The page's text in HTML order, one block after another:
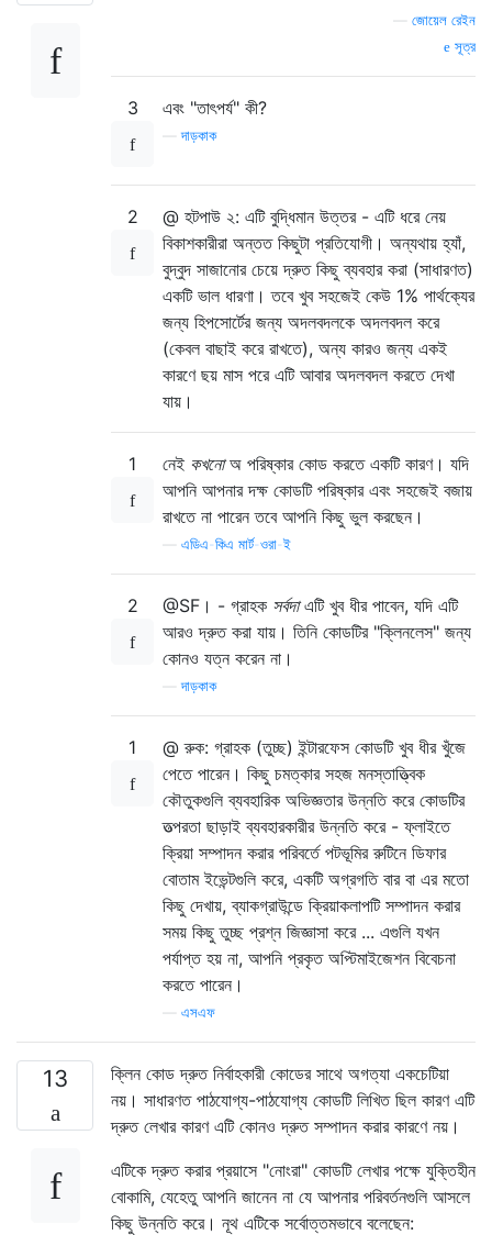
জোয়েল রেইন
সূত্র
3 এবং "তাৎপর্য" কী?
—দাড়কাক
2
@ হটপাউ ২: এটি বুদ্ধিমান উত্তর - এটি ধরে নেয়
বিকাশকারীরা অন্তত কিছুটা প্রতিযোগী। অন্যথায় হ্যাঁ,
বুদ্বুদ সাজানোর চেয়ে দ্রুত কিছু ব্যবহার করা (সাধারণত)
একটি ভাল ধারণা। তবে খুব সহজেই কেউ 1% পার্থক্যের
জন্য হিপসোর্টের জন্য অদলবদলকে অদলবদল করে
(কেবল বাছাই করে রাখতে), অন্য কারও জন্য একই
কারণে ছয় মাস পরে এটি আবার অদলবদল করতে দেখা
যায়।
1 নেই কখনোঅ পরিষ্কার কোড করতে একটি কারণ। যদি
আপনি আপনার দক্ষ কোডটি পরিষ্কার এবং সহজেই বজায়
রাখতে না পারেন তবে আপনি কিছু ভুল করছেন।
এডিএ-কিএ মার্ট-ওরা-ই
2 @SF। - গ্রাহক সর্বদাএটি খুব ধীর পাবেন, যদি এটি
আরও দ্রুত করা যায়। তিনি কোডটির "ক্লিনলেস" জন্য
কোনও যত্ন করেন না।
—দাড়কাক
1
@ রুক: গ্রাহক (তুচ্ছ) ইন্টারফেস কোডটি খুব ধীর খুঁজে
পেতে পারেন। কিছু চমত্কার সহজ মনস্তাত্ত্বিক
কৌতুকগুলি ব্যবহারিক অভিজ্ঞতার উন্নতি করে কোডটির
তত্পরতা ছাড়াই ব্যবহারকারীর উন্নতি করে - ফ্লাইতে
ক্রিয়া সম্পাদন করার পরিবর্তে পটভূমির রুটিনে ডিফার
বোতাম ইভেন্টগুলি করে, একটি অগ্রগতি বার বা এর মতো
কিছু দেখায়, ব্যাকগ্রাউন্ডে ক্রিয়াকলাপটি সম্পাদন করার
সময় কিছু তুচ্ছ প্রশ্ন জিজ্ঞাসা করে ... এগুলি যখন
পর্যাপ্ত হয় না, আপনি প্রকৃত অপ্টিমাইজেশন বিবেচনা
করতে পারেন।
এসএফ
13
ক্লিন কোড দ্রুত নির্বাহকারী কোডের সাথে অগত্যা একচেটিয়া
নয়। সাধারণত পাঠযোগ্য-পাঠযোগ্য কোডটি লিখিত ছিল কারণ এটি
দ্রুত লেখার কারণ এটি কোনও দ্রুত সম্পাদন করার কারণে নয়।
এটিকে দ্রুত করার প্রয়াসে "নোংরা" কোডটি লেখার পক্ষে যুক্তিহীন
বোকামি, যেহেতু আপনি জানেন না যে আপনার পরিবর্তনগুলি আসলে
কিছু উন্নতি করে। নূথ এটিকে সর্বোত্তমভাবে বলেছেন: